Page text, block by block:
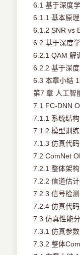
6.1 基于深度
6.1.1 基本原
6.1.2 SNR vs
6.2 基于深度
6.2.1 QAM 解
6.2.2 基于深
6.3 本章小结
第7 章 人工智
7.1 FC-DNN
7.1.1 系统结
7.1.2 模型训
7.1.3 仿真代
7.2 ComNet
7.2.1 整体架
7.2.2 信道估
7.2.3 信号检
7.2.4 仿真代
7.3 仿真性能
7.3.1 仿真参
7.3.2 整体